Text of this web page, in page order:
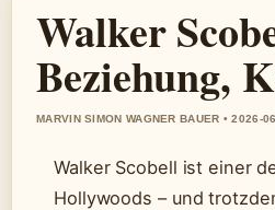
Walker
Beziehung,
MARVIN SIMON WAGNER BAUER • 2026-
Walker Scobell ist einer
Hollywoods – und